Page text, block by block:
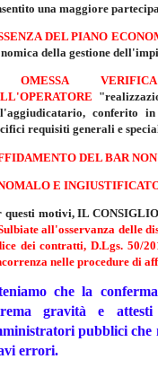
una maggiore
DEL PIANO
della gestione
conferito
requisiti generali e
DEL BAR
E
questi motivi, IL
all'osservanza delle
dei contratti, D.Lgs. 50/
nelle procedure di
che la
gravità e
pubblici che
errori.